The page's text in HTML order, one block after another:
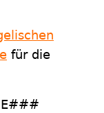
für die